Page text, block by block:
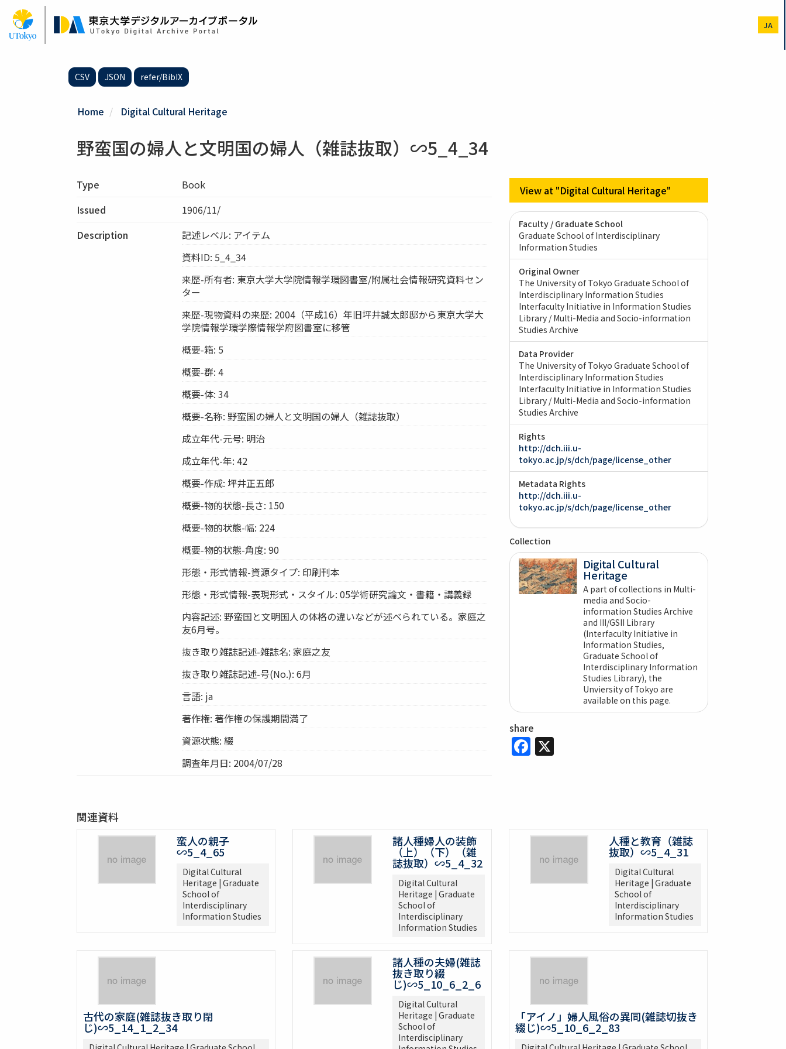
Skip
main
content
JA
CSV JSON refer/BibIX
Home Digital Cultural Heritage
野蛮国の婦人と文明国の婦人（雑誌抜取）∽5_4_34
Type
Book
Issued
1906/11/
Description
記述レベル: アイテム
資料ID: 5_4_34
来歴-所有者: 東京大学大学院情報学環図書室/附属社会情報研究資料セン
ター
来歴-現物資料の来歴: 2004（平成16）年旧坪井誠太郎邸から東京大学大
学院情報学環学際情報学府図書室に移管
概要-箱: 5
概要-群: 4
概要-体: 34
概要-名称: 野蛮国の婦人と文明国の婦人（雑誌抜取）
成立年代-元号: 明治
成立年代-年: 42
概要-作成: 坪井正五郎
概要-物的状態-長さ: 150
概要-物的状態-幅: 224
概要-物的状態-角度: 90
形態・形式情報-資源タイプ: 印刷刊本
形態・形式情報-表現形式・スタイル: 05学術研究論文・書籍・講義録
内容記述: 野蛮国と文明国人の体格の違いなどが述べられている。家庭之
友6月号。
抜き取り雑誌記述-雑誌名: 家庭之友
抜き取り雑誌記述-号(No.): 6月
言語: ja
著作権: 著作権の保護期間満了
資源状態: 綴
調査年月日: 2004/07/28
View at "Digital Cultural Heritage"
Faculty / Graduate School
Graduate School of Interdisciplinary
Information Studies
Original Owner
The University of Tokyo Graduate School of
Interdisciplinary Information Studies
Interfaculty Initiative in Information Studies
Library / Multi-Media and Socio-information
Studies Archive
Data Provider
The University of Tokyo Graduate School of
Interdisciplinary Information Studies
Interfaculty Initiative in Information Studies
Library / Multi-Media and Socio-information
Studies Archive
Rights
http://dch.iii.u-
tokyo.ac.jp/s/dch/page/license_other
Metadata Rights
http://dch.iii.u-
tokyo.ac.jp/s/dch/page/license_other
Collection
Digital Cultural
Heritage
A part of collections in Multi-
media and Socio-
information Studies Archive
and III/GSII Library
(Interfaculty Initiative in
Information Studies,
Graduate School of
Interdisciplinary Information
Studies Library), the
Unviersity of Tokyo are
available on this page.
share
Facebook
X
関連資料
蛮人の親子
∽5_4_65
Digital Cultural
Heritage | Graduate
School of
Interdisciplinary
Information Studies
諸人種婦人の装飾
（上）（下）（雑
誌抜取）∽5_4_32
Digital Cultural
Heritage | Graduate
School of
Interdisciplinary
Information Studies
人種と教育（雑誌
抜取）∽5_4_31
Digital Cultural
Heritage | Graduate
School of
Interdisciplinary
Information Studies
古代の家庭(雑誌抜き取り閉
じ)∽5_14_1_2_34
諸人種の夫婦(雑誌
抜き取り綴
じ)∽5_10_6_2_6
Digital Cultural
Heritage | Graduate
School of
Interdisciplinary
「アイノ」婦人風俗の異同(雑誌切抜き
綴じ)∽5_10_6_2_83